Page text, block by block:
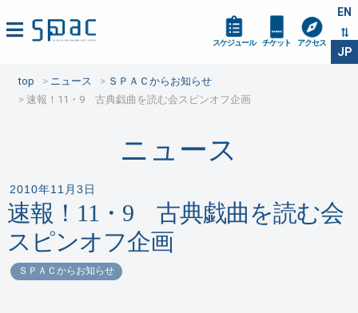
EN
JP
スケジュール チケット アクセス
top ニュース
ＳＰＡＣからお知らせ
速報！11・9 古典戯曲を読む会スピンオフ企画
ニュース
2010年11月3日
速報！11・9 古典戯曲を読む会
スピンオフ企画
ＳＰＡＣからお知らせ